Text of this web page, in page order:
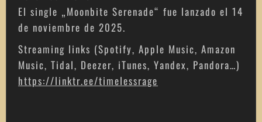
El single „Moonbite Serenade“ fue lanzado el 14
de noviembre de 2025.
Streaming links (Spotify, Apple Music, Amazon
Music, Tidal, Deezer, iTunes, Yandex, Pandora…)
https://linktr.ee/timelessrage